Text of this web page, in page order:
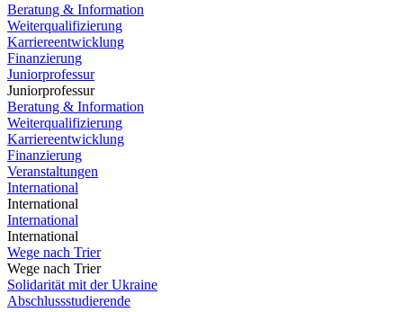
Beratung & Information
Weiterqualifizierung
Karriereentwicklung
Finanzierung
Juniorprofessur
Juniorprofessur
Beratung & Information
Weiterqualifizierung
Karriereentwicklung
Finanzierung
Veranstaltungen
International
International
International
International
Wege nach Trier
Wege nach Trier
Solidarität mit der Ukraine
Abschlussstudierende